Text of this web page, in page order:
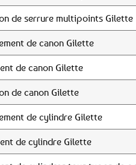
de serrure multipoints Gilette
de canon Gilette
de canon Gilette
de canon Gilette
de cylindre Gilette
de cylindre Gilette